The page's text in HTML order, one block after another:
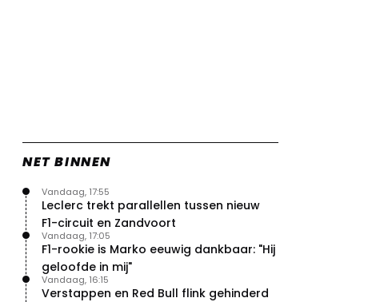
NET BINNEN
Leclerc trekt parallellen tussen nieuw
F1-circuit en Zandvoort
Vandaag, 17:55
F1-rookie is Marko eeuwig dankbaar: "Hij
geloofde in mij"
Vandaag, 17:05
Verstappen en Red Bull flink gehinderd
Vandaag, 16:15